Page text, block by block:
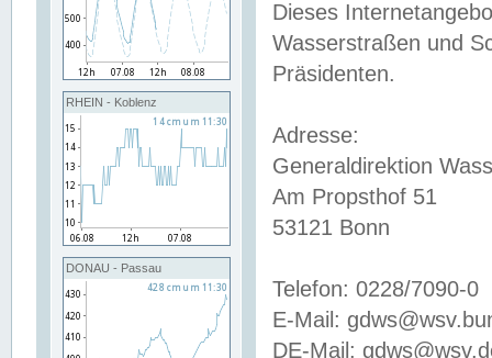
RHEIN - Koblenz
DONAU - Passau
Dieses
Wasserstraßen und
Präsidenten.
Adresse:
Generaldirektion
Am Propsthof 51
53121 Bonn
Telefon: 0228/7090-0
E-Mail:
DE-Mail: